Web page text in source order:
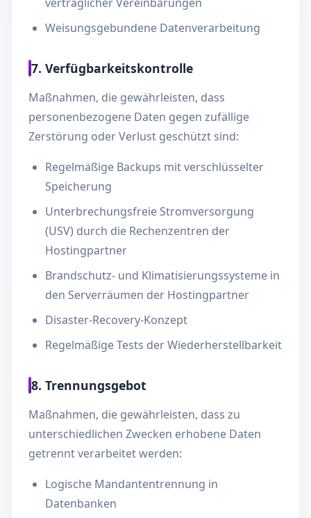
Weisungsgebundene Datenverarbeitung
7. Verfügbarkeitskontrolle
Maßnahmen, die gewährleisten, dass
personenbezogene Daten gegen zufällige
Zerstörung oder Verlust geschützt sind:
Regelmäßige Backups mit verschlüsselter
Speicherung
Unterbrechungsfreie Stromversorgung
(USV) durch die Rechenzentren der
Hostingpartner
Brandschutz- und Klimatisierungssysteme in
den Serverräumen der Hostingpartner
Disaster-Recovery-Konzept
Regelmäßige Tests der Wiederherstellbarkeit
8. Trennungsgebot
Maßnahmen, die gewährleisten, dass zu
unterschiedlichen Zwecken erhobene Daten
getrennt verarbeitet werden:
Logische Mandantentrennung in
Datenbanken